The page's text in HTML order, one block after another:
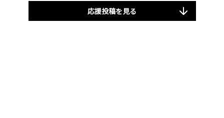
応援投稿を見る